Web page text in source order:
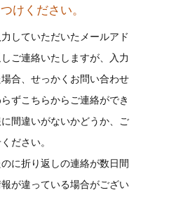
けください。
していただいたメールアド
ご連絡いたしますが、入力
合、せっかくお問い合わせ
ずこちらからご連絡ができ
間違いがないかどうか、ご
ださい。
に折り返しの連絡が数日間
が違っている場合がござい